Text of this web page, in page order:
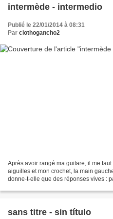
intermède - intermedio
Publié le 22/01/2014 à 08:31
Par clothogancho2
Après avoir rangé ma guitare, il me
aiguilles et mon crochet, la main
donne-t-elle que des réponses vives :
sans titre - sin título